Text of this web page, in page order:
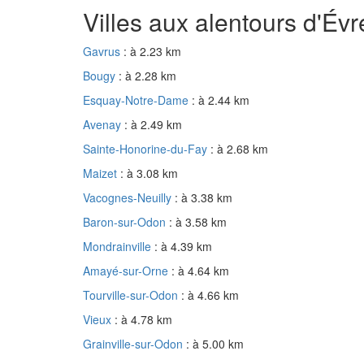
Villes aux alentours
Gavrus : à 2.23 km
Bougy : à 2.28 km
Esquay-Notre-Dame : à 2.44 km
Avenay : à 2.49 km
Sainte-Honorine-du-Fay : à 2.68 km
Maizet : à 3.08 km
Vacognes-Neuilly : à 3.38 km
Baron-sur-Odon : à 3.58 km
Mondrainville : à 4.39 km
Amayé-sur-Orne : à 4.64 km
Tourville-sur-Odon : à 4.66 km
Vieux : à 4.78 km
Grainville-sur-Odon : à 5.00 km